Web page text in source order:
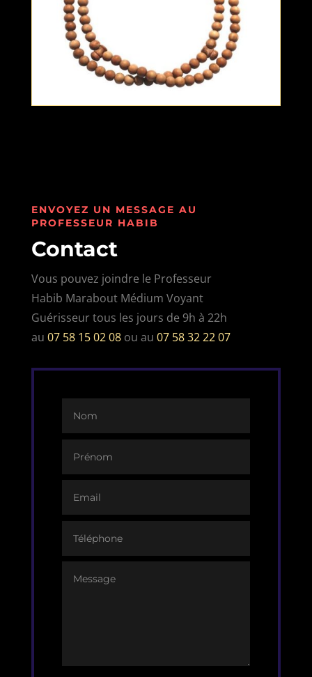
ENVOYEZ UN MESSAGE AU
PROFESSEUR HABIB
Contact
Vous pouvez joindre le Professeur
Habib Marabout Médium Voyant
Guérisseur tous les jours de 9h à 22h
au 07 58 15 02 08ou au 07 58 32 22 07